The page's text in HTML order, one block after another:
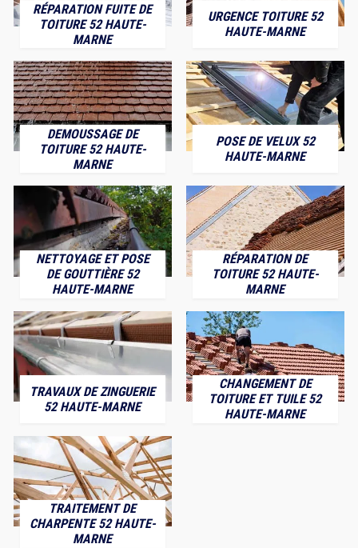
RÉPARATION FUITE DE
TOITURE 52 HAUTE-
MARNE
URGENCE TOITURE 52
HAUTE-MARNE
DEMOUSSAGE DE
TOITURE 52 HAUTE-
MARNE
POSE DE VELUX 52
HAUTE-MARNE
NETTOYAGE ET POSE
DE GOUTTIÈRE 52
HAUTE-MARNE
RÉPARATION DE
TOITURE 52 HAUTE-
MARNE
TRAVAUX DE ZINGUERIE
52 HAUTE-MARNE
CHANGEMENT DE
TOITURE ET TUILE 52
HAUTE-MARNE
TRAITEMENT DE
CHARPENTE 52 HAUTE-
MARNE